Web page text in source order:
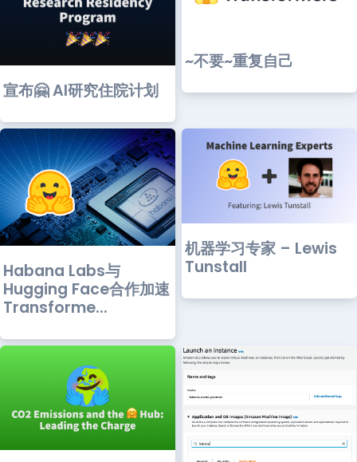
宣布🤗 AI研究住院计划
~不要~重复自己
Habana Labs与
Hugging Face合作加速
Transforme...
机器学习专家 – Lewis
Tunstall